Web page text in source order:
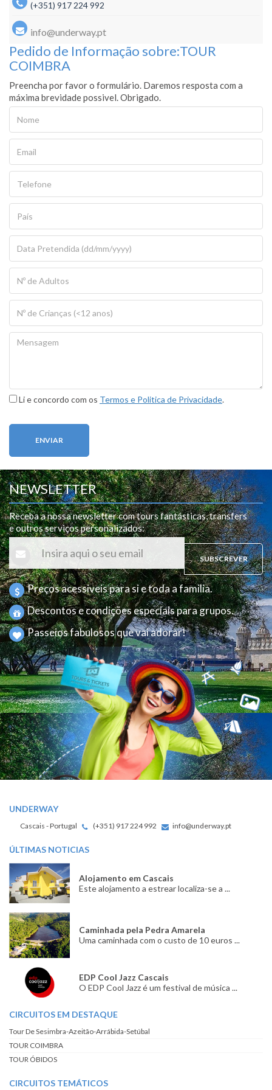
(+351) 917 224 992
info@underway.pt
Pedido de Informação sobre:TOUR
COIMBRA
Preencha por favor o formulário. Daremos resposta com a
máxima brevidade possivel. Obrigado.
Li e concordo com os Termos e Politica de Privacidade.
ENVIAR
NEWSLETTER
Receba a nossa newsletter com tours fantásticas, transfers
e outros serviços personalizados:
SUBSCREVER
Preços acessiveis para si e toda a familia.
Descontos e condições especiais para grupos.
Passeios fabulosos que vai adorar!
UNDERWAY
Cascais - Portugal (+351) 917 224 992 info@underway.pt
ÚLTIMAS NOTICIAS
Alojamento em Cascais
Este alojamento a estrear localiza-se a ...
Caminhada pela Pedra Amarela
Uma caminhada com o custo de 10 euros ...
EDP Cool Jazz Cascais
O EDP Cool Jazz é um festival de música ...
CIRCUITOS EM DESTAQUE
Tour De Sesimbra-Azeitão-Arrábida-Setúbal
TOUR COIMBRA
TOUR ÓBIDOS
CIRCUITOS TEMÁTICOS